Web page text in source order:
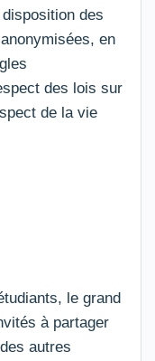
des
en
des lois sur
de la vie
le grand
à partager
autres